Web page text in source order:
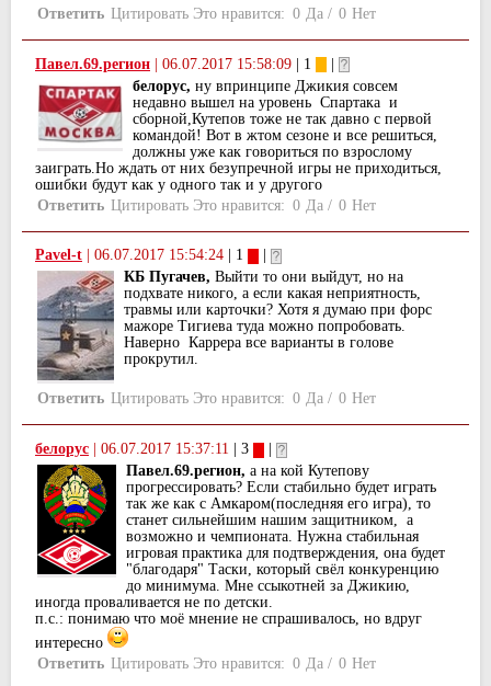
Ответить Цитировать Это нравится: 0 Да / 0 Нет
Павел.69.регион | 06.07.2017 15:58:09 | 1
|
белорус, ну впринципе Джикия совсем
недавно вышел на уровень Спартака и
сборной,Кутепов тоже не так давно с первой
командой! Вот в жтом сезоне и все решиться,
должны уже как говориться по взрослому
заиграть.Но ждать от них безупречной игры не приходиться,
ошибки будут как у одного так и у другого
Ответить Цитировать Это нравится: 0 Да / 0 Нет
Pavel-t 06.07.2017 15:54:24 | 1
КБ Пугачев, Выйти то они выйдут, но на
подхвате никого, а если какая неприятность,
травмы или карточки? Хотя я думаю при форс
мажоре Тигиева туда можно попробовать.
Наверно Каррера все варианты в голове
прокрутил.
Ответить Цитировать Это нравится: 0 Да / 0 Нет
белорус 06.07.2017 15:37:11 | 3
Павел.69.регион, а на кой Кутепову
прогрессировать? Если стабильно будет играть
так же как с Амкаром(последняя его игра), то
станет сильнейшим нашим защитником, а
возможно и чемпионата. Нужна стабильная
игровая практика для подтверждения, она будет
"благодаря" Таски, который свёл конкуренцию
до минимума. Мне ссыкотней за Джикию,
иногда проваливается не по детски.
п.с.: понимаю что моё мнение не спрашивалось, но вдруг
интересно
Ответить Цитировать Это нравится: 0 Да / 0 Нет